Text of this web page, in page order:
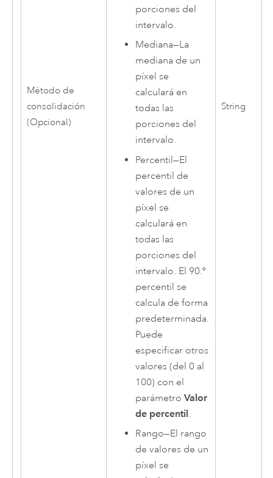
Método de
consolidación
(Opcional)
porciones del
intervalo.
Mediana—La
mediana de un
píxel se
calculará en
todas las
porciones del
intervalo.
Percentil—El
percentil de
valores de un
píxel se
calculará en
todas las
porciones del
intervalo. El 90.º
percentil se
calcula de forma
predeterminada.
Puede
especificar otros
valores (del 0 al
100) con el
parámetroValor
de percentil.
Rango—El rango
de valores de un
píxel se
String